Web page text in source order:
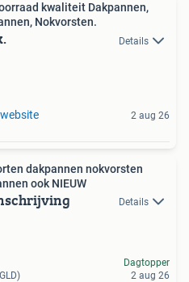
kwaliteit Dakpannen,
Nokvorsten.
Details
2 aug 26
dakpannen nokvorsten
ook NIEUW
Details
Dagtopper
2 aug 26